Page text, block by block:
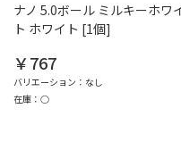
ナノ 5.0ボール ミルキーホワ
ト ホワイト [1個]
￥767
バリエーション：なし
在庫：○